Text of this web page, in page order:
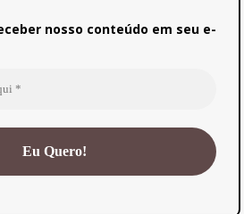
nosso conteúdo em seu e-